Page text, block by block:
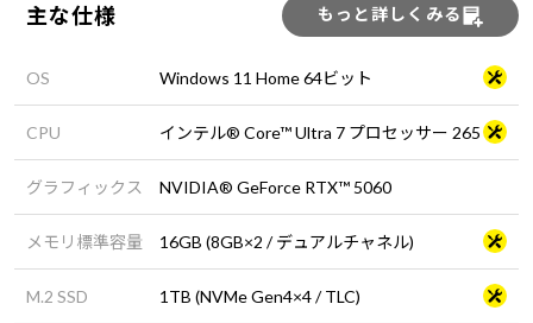
主な仕様 もっと詳しくみる
OS Windows 11 Home 64ビット
CPU インテル® Core™ Ultra 7 プロセッサー 265
グラフィックス NVIDIA® GeForce RTX™ 5060
メモリ標準容量 16GB (8GB×2 / デュアルチャネル)
M.2 SSD 1TB (NVMe Gen4×4 / TLC)